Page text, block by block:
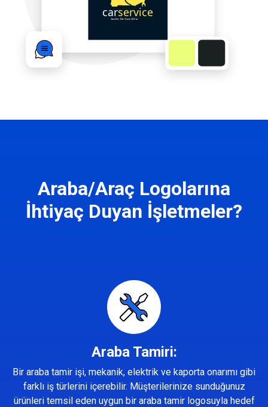
Araba/Araç Logolarına
İhtiyaç Duyan İşletmeler?
Araba Tamiri:
Bir araba tamir işi, mekanik, elektrik ve kaporta onarımı gibi
farklı iş türlerini içerebilir. Müşterilerinize sunduğunuz
ürünleri temsil eden uygun bir araba tamir logosuyla hedef